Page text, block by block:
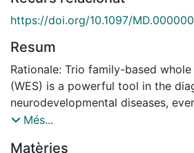
https://doi.org/10.1097/
Resum
Rationale: Trio family-based
(WES) is a powerful tool in the
neurodevelopmental diseases,
the unclear diagnosis. There have
Més...
Matèries